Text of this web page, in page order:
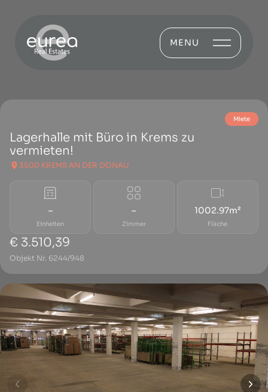
MENU
Miete
Lagerhalle mit Büro in Krems zu
vermieten!
3500 KREMS AN DER DONAU
–
Einheiten
–
Zimmer
1002.97m²
Fläche
€ 3.510,39
Objekt Nr. 6244/948